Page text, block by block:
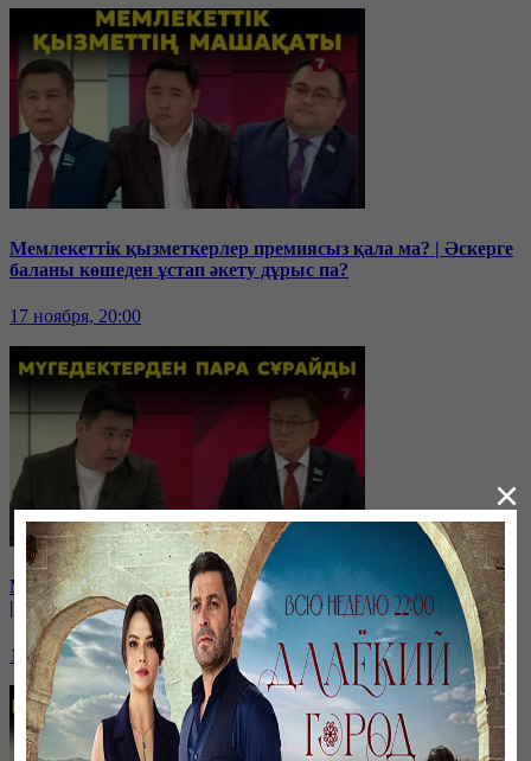
Мемлекеттік қызметкерлер премиясыз қала ма? | Әскерге
баланы көшеден ұстап әкету дұрыс па?
17 ноября, 20:00
Мүгедекке банк несие бермейді | Мүгедектен пара сұрайды
| Мүгедекке сапасыз арба береді | Онкология!
10 ноября, 20:00
×